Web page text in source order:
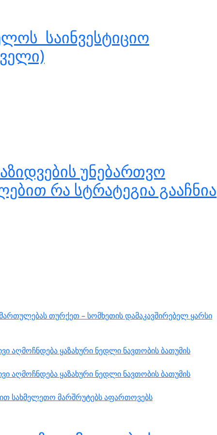
საინვესტიციო
უნებართვო
რა სტრატეგია გააჩნია
თურქეთ – სომხეთის დამაკავშირებელ ყარსი
აღმოჩნდება ყაზახური ნედლი ნავთობის ბათუმის
აღმოჩნდება ყაზახური ნედლი ნავთობის ბათუმის
სახმელეთო მარშრუტებს აფართოვებს